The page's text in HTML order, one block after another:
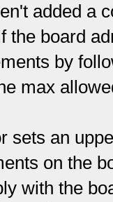
added a
the board
by
max
sets an
on the
with the